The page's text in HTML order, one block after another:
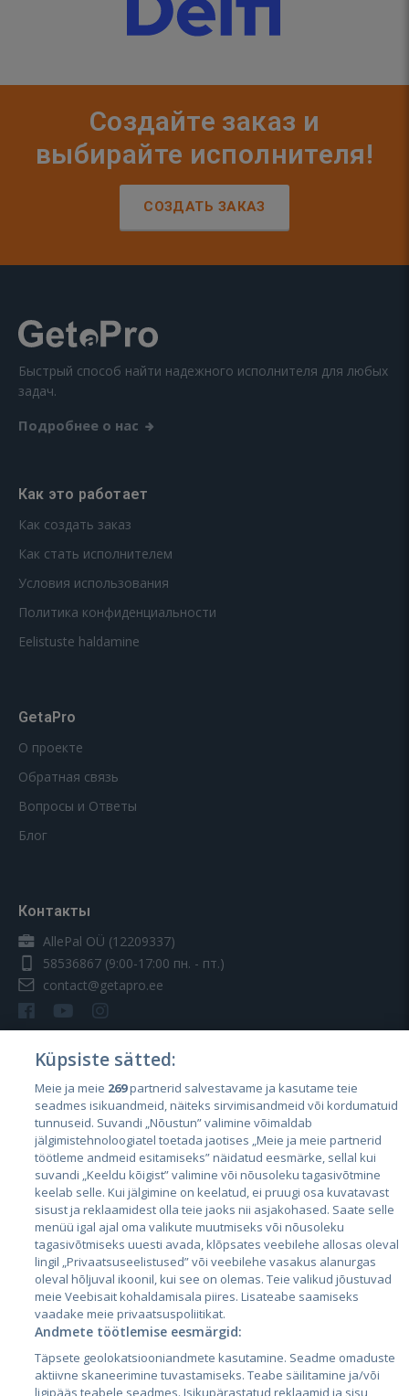
Создайте заказ и
выбирайте исполнителя!
СОЗДАТЬ ЗАКАЗ
Быстрый способ найти надежного исполнителя для любых
задач.
Подробнее о нас
Как это работает
Как создать заказ
Как стать исполнителем
Условия использования
Политика конфиденциальности
Eelistuste haldamine
GetaPro
О проекте
Обратная связь
Вопросы и Ответы
Блог
Контакты
AllePal OÜ (12209337)
58536867 (9:00-17:00 пн. - пт.)
contact@getapro.ee
Страны
Эстония
Латвия
Литва
City24.lv
City24.ee
CVbankas.lt
Kainos.lt
Küpsiste sätted:
Meie ja meie 269partnerid salvestavame ja kasutame teie
seadmes isikuandmeid, näiteks sirvimisandmeid või kordumatuid
tunnuseid. Suvandi „Nõustun” valimine võimaldab
jälgimistehnoloogiatel toetada jaotises „Meie ja meie partnerid
töötleme andmeid esitamiseks” näidatud eesmärke, sellal kui
suvandi „Keeldu kõigist” valimine või nõusoleku tagasivõtmine
keelab selle. Kui jälgimine on keelatud, ei pruugi osa kuvatavast
sisust ja reklaamidest olla teie jaoks nii asjakohased. Saate selle
menüü igal ajal oma valikute muutmiseks või nõusoleku
tagasivõtmiseks uuesti avada, klõpsates veebilehe allosas oleval
lingil „Privaatsuseelistused” või veebilehe vasakus alanurgas
oleval hõljuval ikoonil, kui see on olemas. Teie valikud jõustuvad
meie Veebisait kohaldamisala piires. Lisateabe saamiseks
vaadake meie privaatsuspoliitikat.
Andmete töötlemise eesmärgid:
Täpsete geolokatsiooniandmete kasutamine. Seadme omaduste
aktiivne skaneerimine tuvastamiseks. Teabe säilitamine ja/või
ligipääs teabele seadmes. Isikupärastatud reklaamid ja sisu,